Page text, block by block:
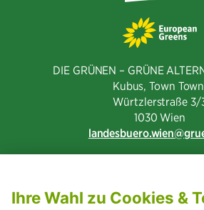
DIE GRÜNEN – GRÜNE
Kubus, Town
Würtzlerstraße 3/
1030 Wien
landesbuero.wien